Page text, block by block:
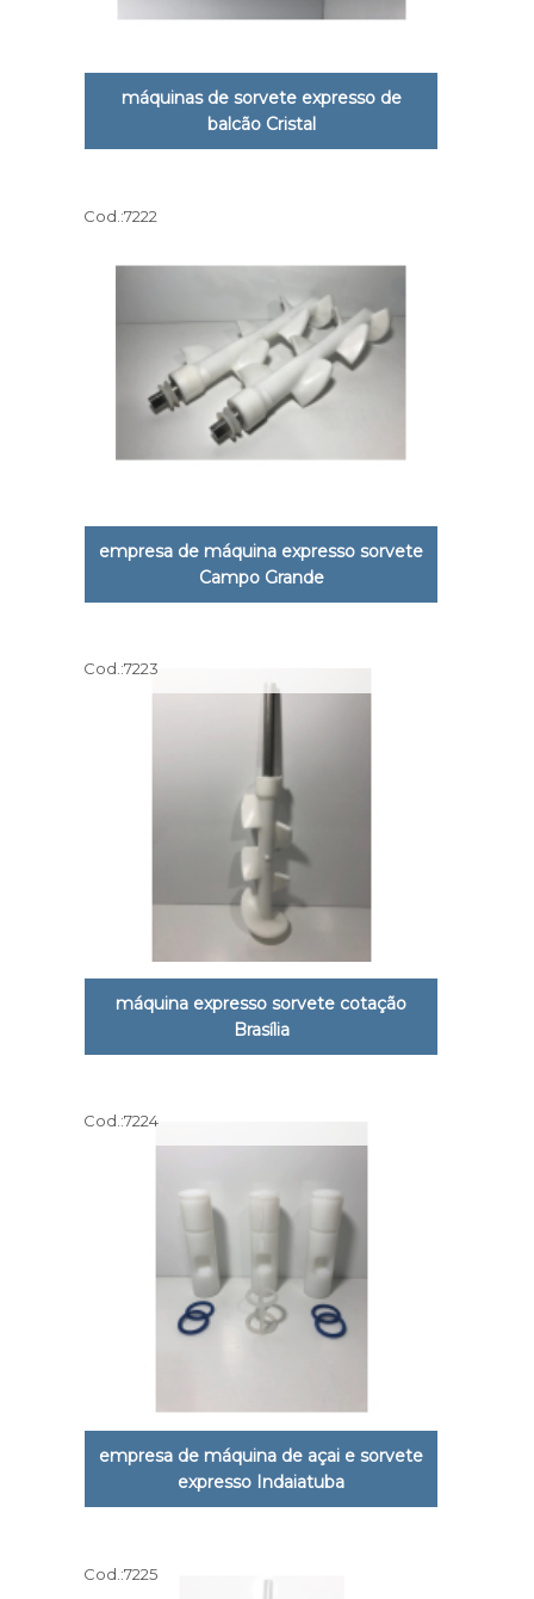
máquinas de sorvete expresso de
balcão Cristal
Cod.:7222
empresa de máquina expresso sorvete
Campo Grande
Cod.:7223
máquina expresso sorvete cotação
Brasília
Cod.:7224
empresa de máquina de açai e sorvete
expresso Indaiatuba
Cod.:7225